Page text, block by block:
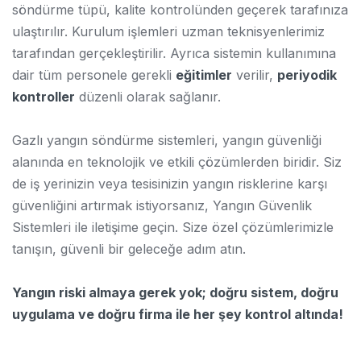
söndürme tüpü, kalite kontrolünden geçerek tarafınıza
ulaştırılır. Kurulum işlemleri uzman teknisyenlerimiz
tarafından gerçekleştirilir. Ayrıca sistemin kullanımına
dair tüm personele gerekli eğitimler verilir, periyodik
kontroller düzenli olarak sağlanır.
Gazlı yangın söndürme sistemleri, yangın güvenliği
alanında en teknolojik ve etkili çözümlerden biridir. Siz
de iş yerinizin veya tesisinizin yangın risklerine karşı
güvenliğini artırmak istiyorsanız, Yangın Güvenlik
Sistemleri ile iletişime geçin. Size özel çözümlerimizle
tanışın, güvenli bir geleceğe adım atın.
Yangın riski almaya gerek yok; doğru sistem, doğru
uygulama ve doğru firma ile her şey kontrol altında!